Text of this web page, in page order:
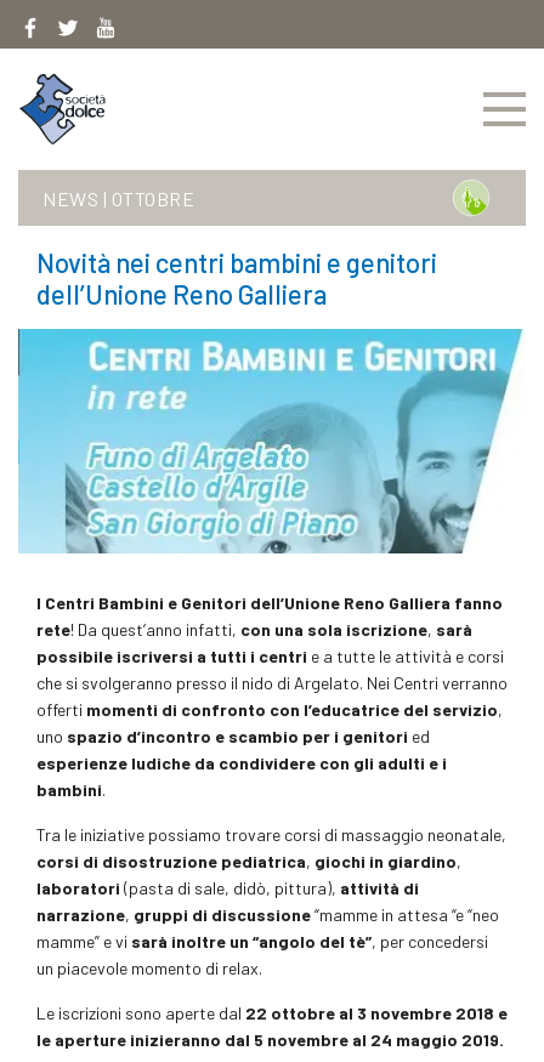
NEWS | OTTOBRE
Novità nei centri bambini e genitori
dell’Unione Reno Galliera
I Centri Bambini e Genitori dell’Unione Reno Galliera fanno
rete! Da quest’anno infatti, con una sola iscrizione, sarà
possibile iscriversi a tutti i centri e a tutte le attività e corsi
che si svolgeranno presso il nido di Argelato. Nei Centri verranno
offerti momenti di confronto con l’educatrice del servizio,
uno spazio d’incontro e scambio per i genitori ed
esperienze ludiche da condividere con gli adulti e i
bambini.
Tra le iniziative possiamo trovare corsi di massaggio neonatale,
corsi di disostruzione pediatrica, giochi in giardino,
laboratori (pasta di sale, didò, pittura), attività di
narrazione, gruppi di discussione“mamme in attesa “e “neo
mamme” e vi sarà inoltre un “angolo del tè”, per concedersi
un piacevole momento di relax.
Le iscrizioni sono aperte dal 22 ottobre al 3 novembre 2018 e
le aperture inizieranno dal 5 novembre al 24 maggio 2019.